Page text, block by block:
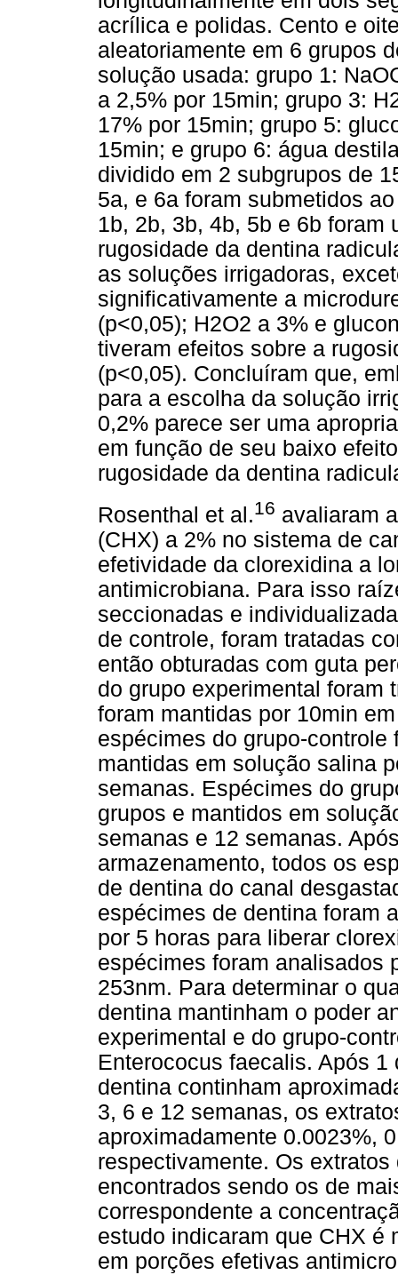
acrílica e polidas. Cento e
aleatoriamente em 6 grupos
solução usada: grupo 1:
a 2,5% por 15min; grupo 3:
17% por 15min; grupo 5:
15min; e grupo 6: água
dividido em 2 subgrupos de
5a, e 6a foram submetidos
1b, 2b, 3b, 4b, 5b e 6b foram
rugosidade da dentina
as soluções irrigadoras,
significativamente a
(p<0,05); H2O2 a 3% e
tiveram efeitos sobre a
(p<0,05). Concluíram que,
para a escolha da solução
0,2% parece ser uma
em função de seu baixo
rugosidade da dentina
Rosenthal et al.16 avaliaram
(CHX) a 2% no sistema de
efetividade da clorexidina a
antimicrobiana. Para isso
seccionadas e
de controle, foram tratadas
então obturadas com guta
do grupo experimental foram
foram mantidas por 10min
espécimes do grupo-
mantidas em solução salina
semanas. Espécimes do
grupos e mantidos em
semanas e 12 semanas.
armazenamento, todos os
de dentina do canal
espécimes de dentina foram
por 5 horas para liberar
espécimes foram analisados
253nm. Para determinar o
dentina mantinham o poder
experimental e do grupo-
Enterococus faecalis. Após
dentina continham
3, 6 e 12 semanas, os
aproximadamente 0.0023%,
respectivamente. Os
encontrados sendo os de
correspondente a
estudo indicaram que CHX é
em porções efetivas